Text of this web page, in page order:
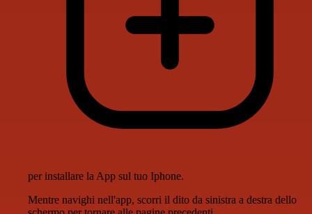
per installare la App sul tuo Iphone.
Mentre navighi nell'app, scorri il dito da sinistra a destra dello